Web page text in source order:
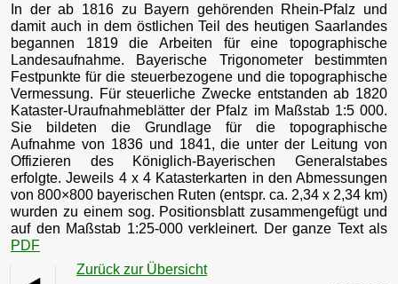
In der ab 1816 zu Bayern gehörenden Rhein-Pfalz und
damit auch in dem östlichen Teil des heutigen Saarlandes
begannen 1819 die Arbeiten für eine topographische
Landesaufnahme. Bayerische Trigonometer bestimmten
Festpunkte für die steuerbezogene und die topographische
Vermessung. Für steuerliche Zwecke entstanden ab 1820
Kataster-Uraufnahmeblätter der Pfalz im Maßstab 1:5 000.
Sie bildeten die Grundlage für die topographische
Aufnahme von 1836 und 1841, die unter der Leitung von
Offizieren des Königlich-Bayerischen Generalstabes
erfolgte. Jeweils 4 x 4 Katasterkarten in den Abmessungen
von 800×800 bayerischen Ruten (entspr. ca. 2,34 x 2,34 km)
wurden zu einem sog. Positionsblatt zusammengefügt und
auf den Maßstab 1:25-000 verkleinert. Der ganze Text als
PDF
Zurück zur Übersicht